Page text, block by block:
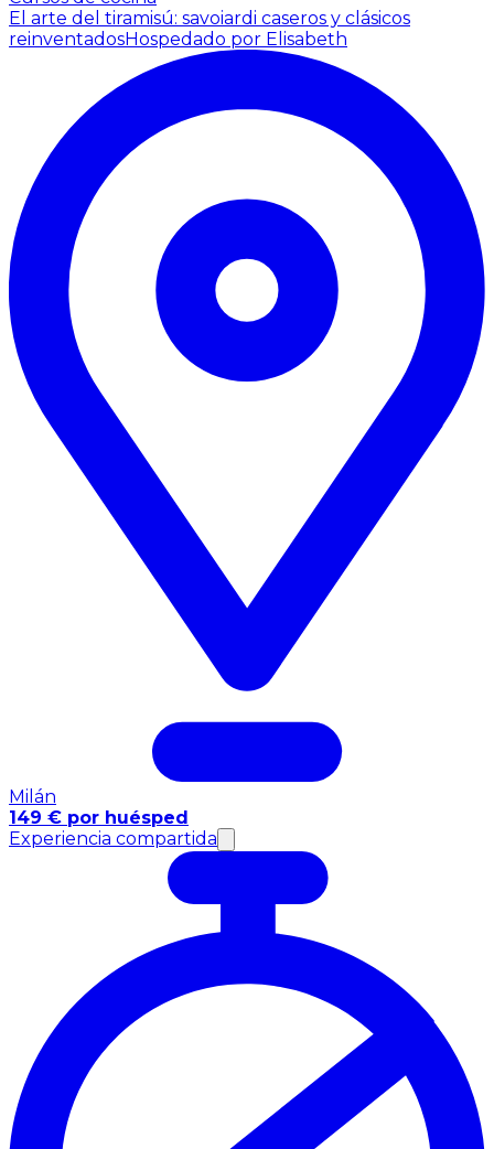
El arte del tiramisú: savoiardi caseros y clásicos
reinventadosHospedado por Elisabeth
Milán
149 € por huésped
Experiencia compartida